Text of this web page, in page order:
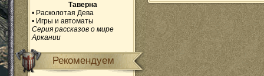
Таверна
• Расколотая Дева
• Игры и автоматы
Серия рассказов о мире
Аркании
Рекомендуем